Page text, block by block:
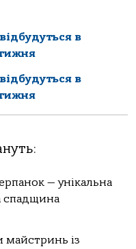
в
в
— унікальна
спадщина
майстринь із